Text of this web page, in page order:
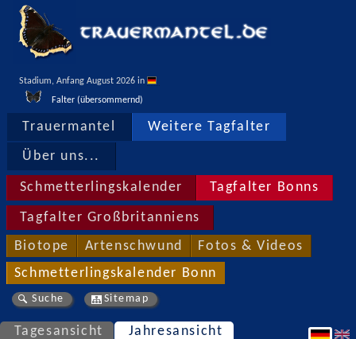
Stadium, Anfang August 2026 in
Falter (übersommernd)
Trauermantel Weitere Tagfalter
Über uns...
Schmetterlingskalender Tagfalter Bonns
Tagfalter Großbritanniens
Biotope Artenschwund Fotos & Videos
Schmetterlingskalender Bonn
Suche Sitemap
Tagesansicht Jahresansicht